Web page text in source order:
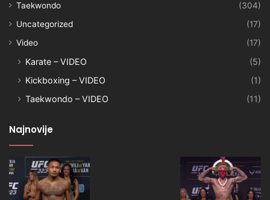
Taekwondo
(304)
Uncategorized
(17)
Video
(17)
Karate – VIDEO
(5)
Kickboxing – VIDEO
(1)
Taekwondo – VIDEO
(11)
Najnovije